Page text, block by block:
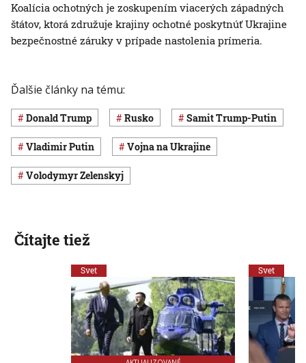
Koalícia ochotných je zoskupením viacerých západných
štátov, ktorá združuje krajiny ochotné poskytnúť Ukrajine
bezpečnostné záruky v prípade nastolenia prímeria.
Ďalšie články na tému:
Donald Trump Rusko Samit Trump-Putin
Vladimir Putin vojna na Ukrajine
Volodymyr Zelenskyj
Čítajte tiež
Svet Svet